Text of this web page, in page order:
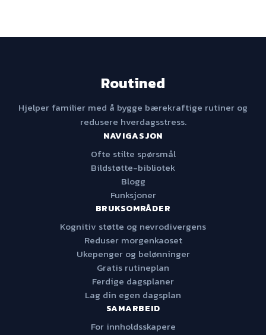
Routined
Hjelper familier med å bygge bærekraftige rutiner og
redusere hverdagsstress.
NAVIGASJON
Ofte stilte spørsmål
Bildstøtte-bibliotek
Blogg
Funksjoner
BRUKSOMRÅDER
Kognitiv støtte og nevrodivergens
Reduser morgenkaoset
Ukepenger og belønninger
Gratis rutineplan
Ferdige dagsplaner
Lag din egen dagsplan
SAMARBEID
For innholdsskapere